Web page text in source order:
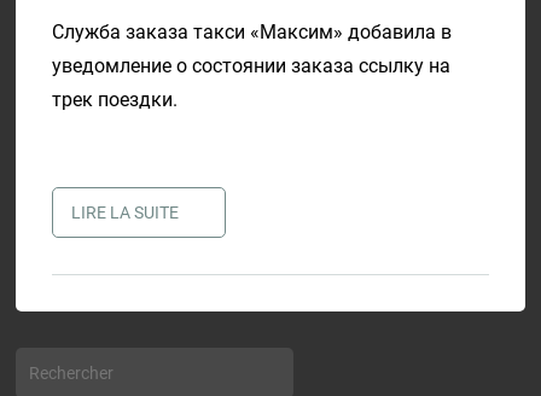
Служба заказа такси «Максим» добавила в
уведомление о состоянии заказа ссылку на
трек поездки.
LIRE LA SUITE